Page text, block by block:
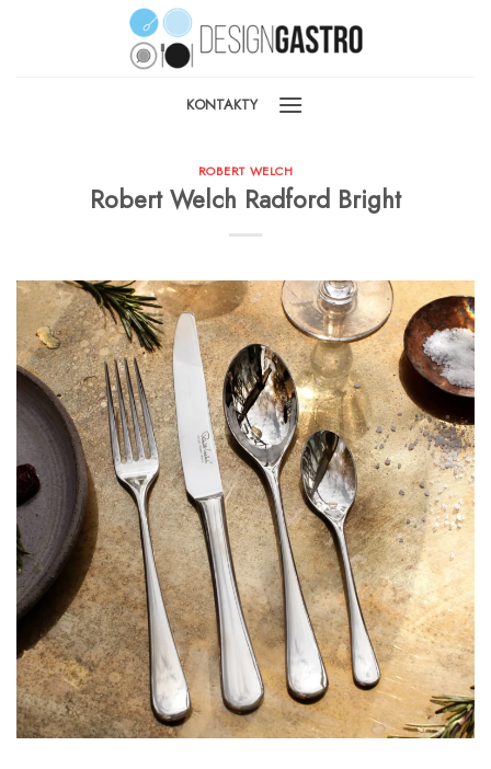
KONTAKTY
ROBERT WELCH
Robert Welch Radford Bright